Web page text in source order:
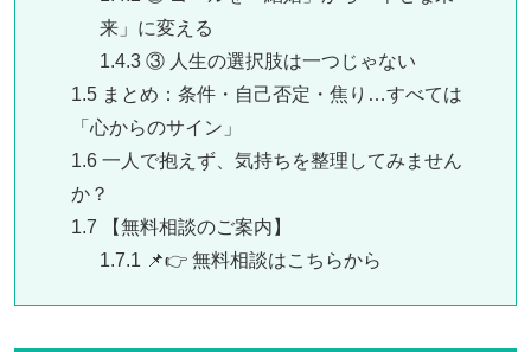
来」に変える
1.4.3③ 人生の選択肢は一つじゃない
1.5まとめ：条件・自己否定・焦り…すべては
「心からのサイン」
1.6一人で抱えず、気持ちを整理してみません
か？
1.7 【無料相談のご案内】
1.7.1 📌👉 無料相談はこちらから